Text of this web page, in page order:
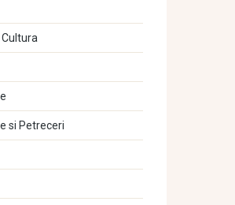
Cultura
si Petreceri